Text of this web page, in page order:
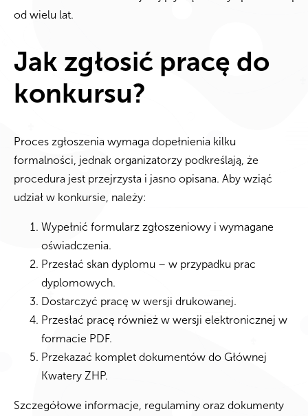
od wielu lat.
Jak zgłosić pracę do
konkursu?
Proces zgłoszenia wymaga dopełnienia kilku
formalności, jednak organizatorzy podkreślają, że
procedura jest przejrzysta i jasno opisana. Aby wziąć
udział w konkursie, należy:
Wypełnić formularz zgłoszeniowy i wymagane
oświadczenia.
Przesłać skan dyplomu – w przypadku prac
dyplomowych.
Dostarczyć pracę w wersji drukowanej.
Przesłać pracę również w wersji elektronicznej w
formacie PDF.
Przekazać komplet dokumentów do Głównej
Kwatery ZHP.
Szczegółowe informacje, regulaminy oraz dokumenty